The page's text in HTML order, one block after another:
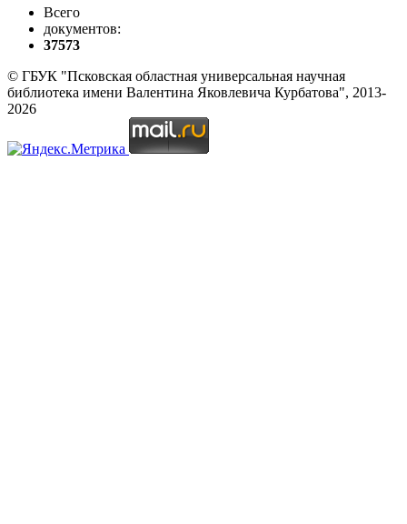
Всего
документов:
37573
© ГБУК "Псковская областная универсальная научная
библиотека имени Валентина Яковлевича Курбатова", 2013-
2026